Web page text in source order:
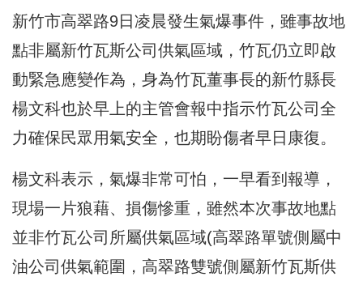
新竹市高翠路9日凌晨發生氣爆事件，雖事故地
點非屬新竹瓦斯公司供氣區域，竹瓦仍立即啟
動緊急應變作為，身為竹瓦董事長的新竹縣長
楊文科也於早上的主管會報中指示竹瓦公司全
力確保民眾用氣安全，也期盼傷者早日康復。
楊文科表示，氣爆非常可怕，一早看到報導，
現場一片狼藉、損傷慘重，雖然本次事故地點
並非竹瓦公司所屬供氣區域(高翠路單號側屬中
油公司供氣範圍，高翠路雙號側屬新竹瓦斯供